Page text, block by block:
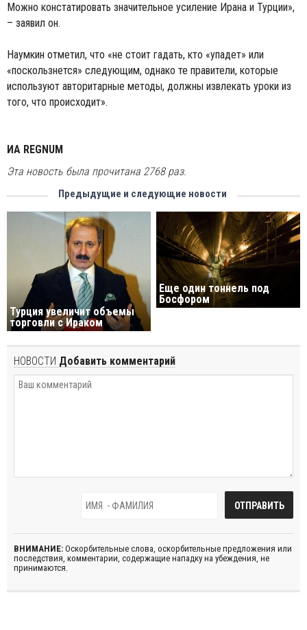
Можно констатировать значительное усиление Ирана и Турции»,
– заявил он.
Наумкин отметил, что «не стоит гадать, кто «упадет» или
«поскользнется» следующим, однако те правители, которые
используют авторитарные методы, должны извлекать уроки из
того, что происходит».
ИА REGNUM
Эта новость была прочитана 2768 раз.
Предыдущие и следующие новости
Турция увеличит объемы
торговли с Ираком
Еще один тоннель под
Босфором
НОВОСТИ Добавить комментарий
ВНИМАНИЕ: Оскорбительные слова, оскорбительные предложения или
последствия, комментарии, содержащие нападку на убеждения, не
принимаются.